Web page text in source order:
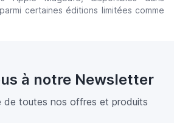
certaines éditions limitées comme
à notre Newsletter
de toutes nos offres et produits